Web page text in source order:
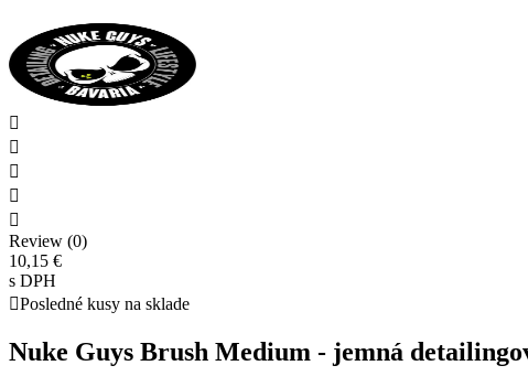





Review (0)
10,15 €
s DPH
Posledné kusy na sklade
Nuke Guys Brush Medium - jemná